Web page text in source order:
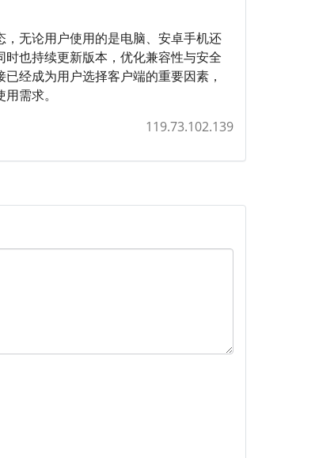
无论用户使用的是电脑、安卓手机还
也持续更新版本，优化兼容性与安全
经成为用户选择客户端的重要因素，
需求。
119.73.102.139